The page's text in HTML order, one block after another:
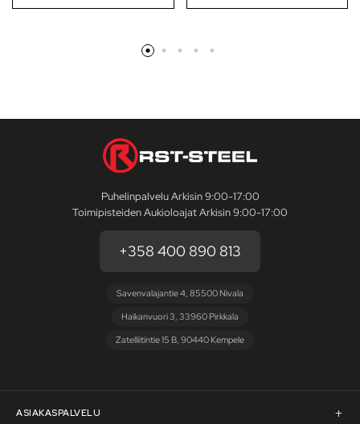
Puhelinpalvelu Arkisin 9:00-17:00
Toimipisteiden Aukioloajat Arkisin 9:00-17:00
+358 400 890 813
Savenvalajantie 4, 85500 Nivala
Haikanvuori 3, 33960 Pirkkala
Zatelliitintie 15 B, 90440 Kempele
ASIAKASPALVELU